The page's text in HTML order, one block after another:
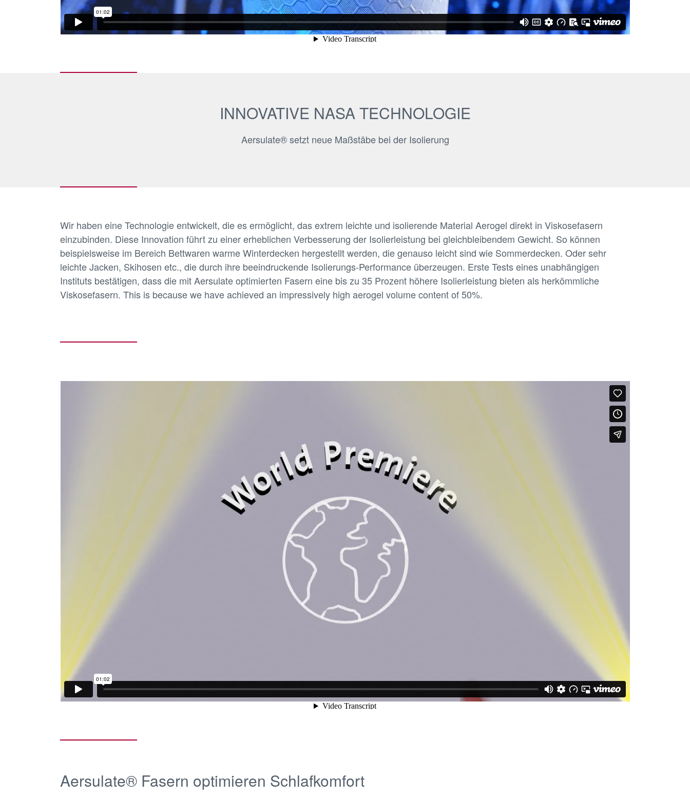
INNOVATIVE NASA TECHNOLOGIE
Aersulate® setzt neue Maßstäbe bei der Isolierung
Wir haben eine Technologie entwickelt, die es ermöglicht, das extrem leichte und isolierende Material Aerogel direkt in Viskosefasern
einzubinden. Diese Innovation führt zu einer erheblichen Verbesserung der Isolierleistung bei gleichbleibendem Gewicht. So können
beispielsweise im Bereich Bettwaren warme Winterdecken hergestellt werden, die genauso leicht sind wie Sommerdecken. Oder sehr
leichte Jacken, Skihosen etc., die durch ihre beeindruckende Isolierungs-Performance überzeugen. Erste Tests eines unabhängigen
Instituts bestätigen, dass die mit Aersulate optimierten Fasern eine bis zu 35 Prozent höhere Isolierleistung bieten als herkömmliche
Viskosefasern. This is because we have achieved an impressively high aerogel volume content of 50%.
Aersulate® Fasern optimieren Schlafkomfort